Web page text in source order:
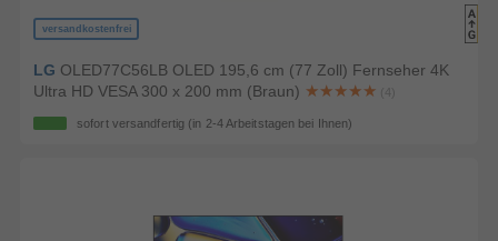
versandkostenfrei
LG OLED77C56LB OLED 195,6 cm (77 Zoll) Fernseher 4K
Ultra HD VESA 300 x 200 mm (Braun)
(4)
sofort versandfertig (in 2-4 Arbeitstagen bei Ihnen)